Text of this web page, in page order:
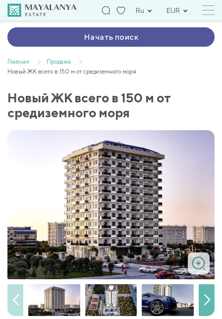
Ru EUR
Начать поиск
Главная
Продажа
Новый ЖК всего в 150 м от средиземного моря
Новый ЖК всего в 150 м от
средиземного моря